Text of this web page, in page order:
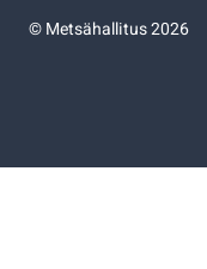
©Metsähallitus 2026